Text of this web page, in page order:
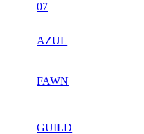
07
AZUL
FAWN
GUILD